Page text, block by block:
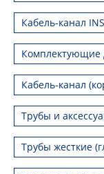
Кабель-канал
Комплектующие
Кабель-канал
Трубы и
Трубы жесткие